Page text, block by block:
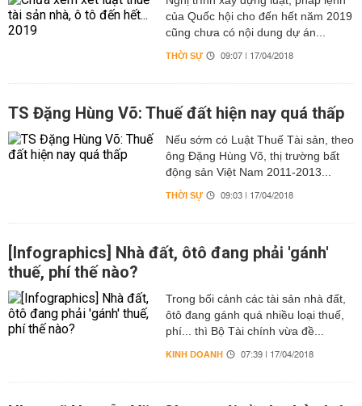
của Quốc hội cho đến hết năm 2019
cũng chưa có nội dung dự án...
THỜI SỰ 09:07 | 17/04/2018
TS Đặng Hùng Võ: Thuế đất hiện nay quá thấp
Nếu sớm có Luật Thuế Tài sản, theo
ông Đặng Hùng Võ, thị trường bất
động sản Việt Nam 2011-2013...
THỜI SỰ 09:03 | 17/04/2018
[Infographics] Nhà đất, ôtô đang phải 'gánh'
thuế, phí thế nào?
Trong bối cảnh các tài sản nhà đất,
ôtô đang gánh quá nhiều loại thuế,
phí... thì Bộ Tài chính vừa đề...
KINH DOANH 07:39 | 17/04/2018